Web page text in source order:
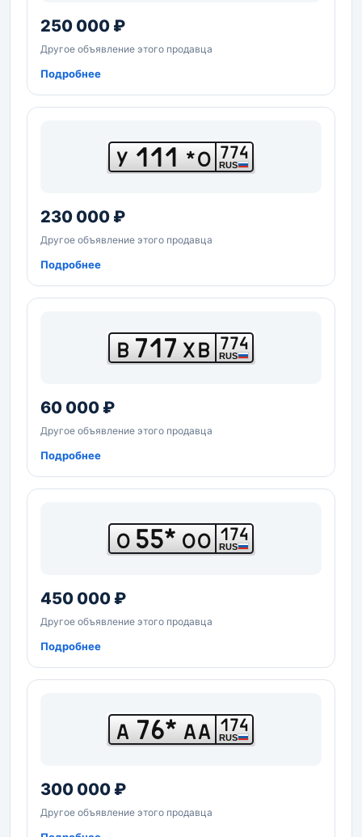
250 000 ₽
Другое объявление этого продавца
Подробнее
У 111 *О 774
RUS
230 000 ₽
Другое объявление этого продавца
Подробнее
В 717 ХВ 774
RUS
60 000 ₽
Другое объявление этого продавца
Подробнее
О 55* ОО 174
RUS
450 000 ₽
Другое объявление этого продавца
Подробнее
А 76* АА 174
RUS
300 000 ₽
Другое объявление этого продавца